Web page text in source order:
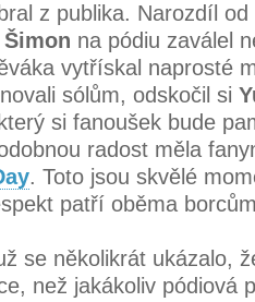
z publika. Narozdíl
Šimon na pódiu zaválel
vytřískal naprosté
sólům, odskočil si
si fanoušek bude
radost měla
. Toto jsou skvělé
patří oběma
se několikrát ukázalo,
než jakákoliv pódiová